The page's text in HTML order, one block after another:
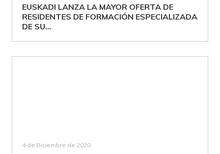
EUSKADI LANZA LA MAYOR OFERTA DE
RESIDENTES DE FORMACIÓN ESPECIALIZADA
DE SU...
4 de Diciembre de 2020